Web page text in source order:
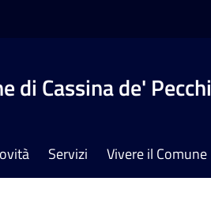
di Cassina de' Pecchi
Servizi Vivere il Comune